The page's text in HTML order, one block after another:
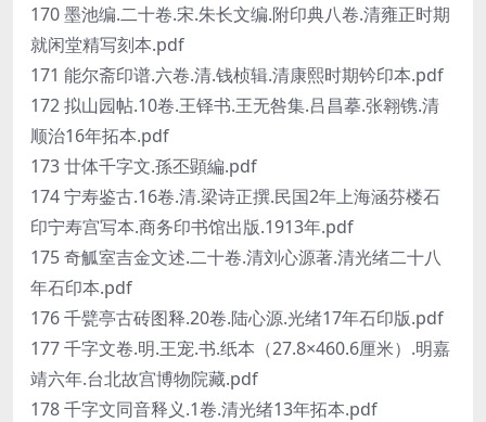
170 墨池编.二十卷.宋.朱长文编.附印典八卷.清雍正时期
就闲堂精写刻本.pdf
171 能尔斋印谱.六卷.清.钱桢辑.清康熙时期钤印本.pdf
172 拟山园帖.10卷.王铎书.王无咎集.吕昌摹.张翱镌.清
顺治16年拓本.pdf
173 廿体千字文.孫丕顕編.pdf
174 宁寿鉴古.16卷.清.梁诗正撰.民国2年上海涵芬楼石
印宁寿宫写本.商务印书馆出版.1913年.pdf
175 奇觚室吉金文述.二十卷.清刘心源著.清光绪二十八
年石印本.pdf
176 千甓亭古砖图释.20卷.陆心源.光绪17年石印版.pdf
177 千字文卷.明.王宠.书.纸本（27.8×460.6厘米）.明嘉
靖六年.台北故宫博物院藏.pdf
178 千字文同音释义.1卷.清光绪13年拓本.pdf